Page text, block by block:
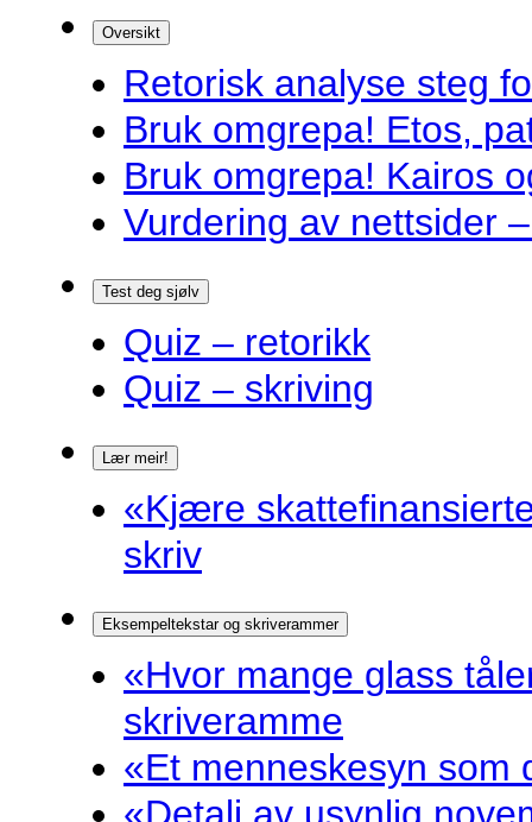
Oversikt
Retorisk analyse steg
Bruk omgrepa! Etos,
Bruk omgrepa! Kairos
Vurdering av nettsider
Test deg sjølv
Quiz – retorikk
Quiz – skriving
Lær meir!
«Kjære
skriv
Eksempeltekstar og skriverammer
«Hvor mange glass
skriveramme
«Et menneskesyn som